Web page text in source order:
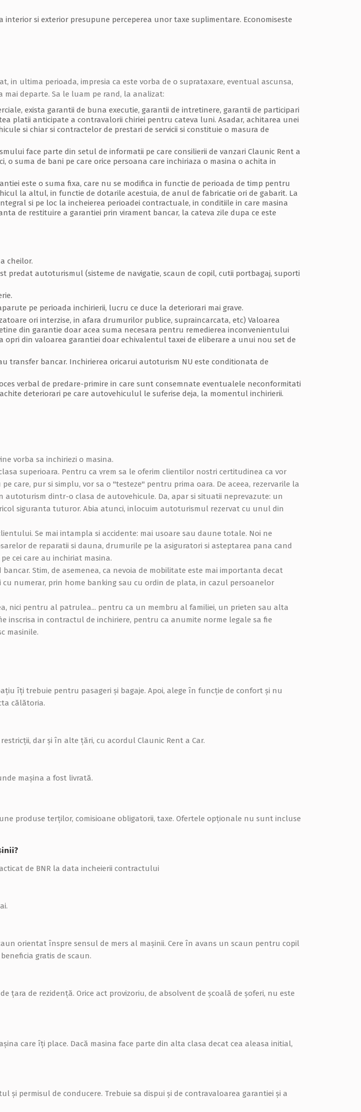
si exterior presupune perceperea unor taxe suplimentare. Economiseste
in ultima perioada, impresia ca este vorba de o suprataxare, eventual ascunsa,
departe. Sa le luam pe rand, la analizat:
exista garantii de buna executie, garantii de intretinere, garantii de participari
platii anticipate a contravalorii chiriei pentru cateva luni. Asadar, achitarea unei
si chiar si contractelor de prestari de servicii si constituie o masura de
face parte din setul de informatii pe care consilierii de vanzari Claunic Rent a
suma de bani pe care orice persoana care inchiriaza o masina o achita in
este o suma fixa, care nu se modifica in functie de perioada de timp pentru
la altul, in functie de dotarile acestuia, de anul de fabricatie ori de gabarit. La
si pe loc la incheierea perioadei contractuale, in conditiile in care masina
de restituire a garantiei prin virament bancar, la cateva zile dupa ce este
cheilor.
predat autoturismul (sisteme de navigatie, scaun de copil, cutii portbagaj, suporti
pe perioada inchirierii, lucru ce duce la deteriorari mai grave.
ori interzise, in afara drumurilor publice, supraincarcata, etc) Valoarea
din garantie doar acea suma necesara pentru remedierea inconvenientului
din valoarea garantiei doar echivalentul taxei de eliberare a unui nou set de
transfer bancar. Inchirierea oricarui autoturism NU este conditionata de
verbal de predare-primire in care sunt consemnate eventualele neconformitati
deteriorari pe care autovehiculul le suferise deja, la momentul inchirierii.
vorba sa inchiriezi o masina.
superioara. Pentru ca vrem sa le oferim clientilor nostri certitudinea ca vor
care, pur si simplu, vor sa o "testeze" pentru prima oara. De aceea, rezervarile la
dintr-o clasa de autovehicule. Da, apar si situatii neprevazute: un
siguranta tuturor. Abia atunci, inlocuim autoturismul rezervat cu unul din
Se mai intampla si accidente: mai usoare sau daune totale. Noi ne
de reparatii si dauna, drumurile pe la asiguratori si asteptarea pana cand
cei care au inchiriat masina.
Stim, de asemenea, ca nevoia de mobilitate este mai importanta decat
numerar, prin home banking sau cu ordin de plata, in cazul persoanelor
nici pentru al patrulea... pentru ca un membru al familiei, un prieten sau alta
inscrisa in contractul de inchiriere, pentru ca anumite norme legale sa fie
masinile.
îţi trebuie pentru pasageri şi bagaje. Apoi, alege în funcţie de confort şi nu
călătoria.
dar şi în alte ţări, cu acordul Claunic Rent a Car.
maşina a fost livrată.
produse terţilor, comisioane obligatorii, taxe. Ofertele opţionale nu sunt incluse
de BNR la data incheierii contractului
orientat înspre sensul de mers al maşinii. Cere în avans un scaun pentru copil
gratis de scaun.
ţara de rezidenţă. Orice act provizoriu, de absolvent de şcoală de şoferi, nu este
care îţi place. Dacă masina face parte din alta clasa decat cea aleasa initial,
permisul de conducere. Trebuie sa dispui și de contravaloarea garantiei și a